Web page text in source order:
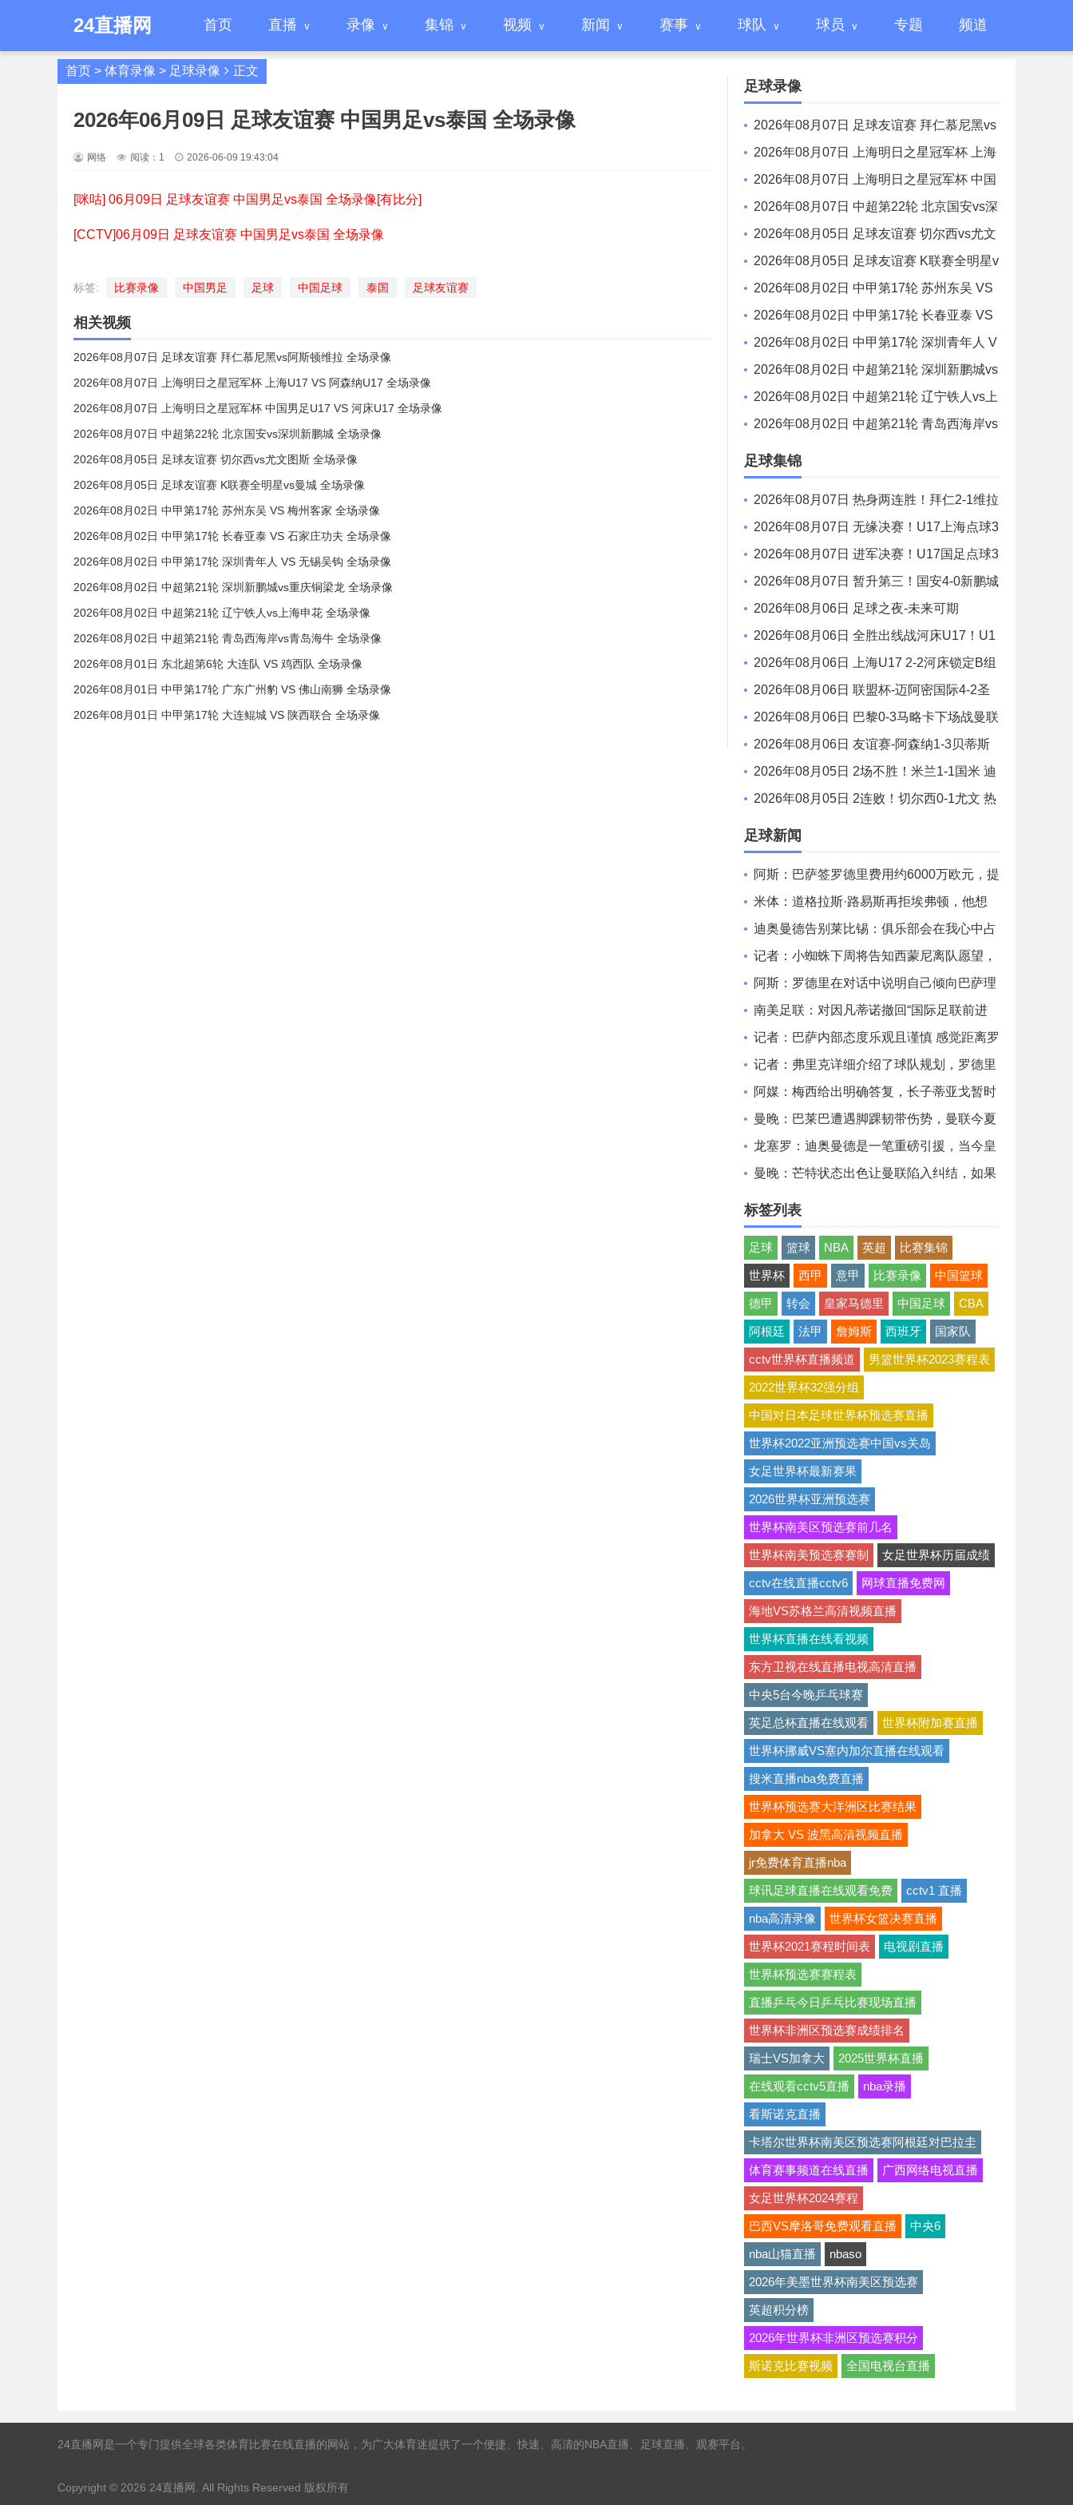
24直播网 首页 直播 录像 集锦 视频 新闻 赛事 球队 球员 专题 频道
首页 > 体育录像 > 足球录像 正文
2026年06月09日 足球友谊赛 中国男足vs泰国 全场录像
网络 阅读： 1 2026-06-09 19:43:04
[咪咕] 06月09日 足球友谊赛 中国男足vs泰国 全场录像[有比分]
[CCTV]06月09日 足球友谊赛 中国男足vs泰国 全场录像
标签: 比赛录像 中国男足 足球 中国足球 泰国 足球友谊赛
相关视频
2026年08月07日 足球友谊赛 拜仁慕尼黑vs阿斯顿维拉 全场录像
2026年08月07日 上海明日之星冠军杯 上海U17 VS 阿森纳U17 全场录像
2026年08月07日 上海明日之星冠军杯 中国男足U17 VS 河床U17 全场录像
2026年08月07日 中超第22轮 北京国安vs深圳新鹏城 全场录像
2026年08月05日 足球友谊赛 切尔西vs尤文图斯 全场录像
2026年08月05日 足球友谊赛 K联赛全明星vs曼城 全场录像
2026年08月02日 中甲第17轮 苏州东吴 VS 梅州客家 全场录像
2026年08月02日 中甲第17轮 长春亚泰 VS 石家庄功夫 全场录像
2026年08月02日 中甲第17轮 深圳青年人 VS 无锡吴钩 全场录像
2026年08月02日 中超第21轮 深圳新鹏城vs重庆铜梁龙 全场录像
2026年08月02日 中超第21轮 辽宁铁人vs上海申花 全场录像
2026年08月02日 中超第21轮 青岛西海岸vs青岛海牛 全场录像
2026年08月01日 东北超第6轮 大连队 VS 鸡西队 全场录像
2026年08月01日 中甲第17轮 广东广州豹 VS 佛山南狮 全场录像
2026年08月01日 中甲第17轮 大连鲲城 VS 陕西联合 全场录像
足球录像
2026年08月07日 足球友谊赛 拜仁慕尼黑vs
阿斯顿维拉 全场录像
2026年08月07日 上海明日之星冠军杯 上海
U17 VS 阿森纳U17 全场录像
2026年08月07日 上海明日之星冠军杯 中国
男足U17 VS 河床U17 全场录像
2026年08月07日 中超第22轮 北京国安vs深
圳新鹏城 全场录像
2026年08月05日 足球友谊赛 切尔西vs尤文
图斯 全场录像
2026年08月05日 足球友谊赛 K联赛全明星v
s曼城 全场录像
2026年08月02日 中甲第17轮 苏州东吴 VS
梅州客家 全场录像
2026年08月02日 中甲第17轮 长春亚泰 VS
石家庄功夫 全场录像
2026年08月02日 中甲第17轮 深圳青年人 V
S 无锡吴钩 全场录像
2026年08月02日 中超第21轮 深圳新鹏城vs
重庆铜梁龙 全场录像
2026年08月02日 中超第21轮 辽宁铁人vs上
海申花 全场录像
2026年08月02日 中超第21轮 青岛西海岸vs
青岛海牛 全场录像
足球集锦
2026年08月07日 热身两连胜！拜仁2-1维拉
金玟哉戈麦斯破门迪亚斯替补建功
2026年08月07日 无缘决赛！U17上海点球3
-4枪手U17 李秋甫、李文博失点王启戎扑点
2026年08月07日 进军决赛！U17国足点球3
-1河床U17将战阿森纳 江宇涵替补两扑点
2026年08月07日 暂升第三！国安4-0新鹏城
7轮不败 张玉宁传射达万双响法比奥破门
2026年08月06日 足球之夜-未来可期
2026年08月06日 全胜出线战河床U17！U1
7国足2-1十人药厂U17 赵松源登场1分钟传射
2026年08月06日 上海U17 2-2河床锁定B组
第1 吕孟洋点射阿布力米破门 将战A组第2
2026年08月06日 联盟杯-迈阿密国际4-2圣
路易斯 梅西2射1传 阿伦助攻戴帽
2026年08月06日 巴黎0-3马略卡下场战曼联
巴黎全场控球近6成+8射3正未果
2026年08月06日 友谊赛-阿森纳1-3贝蒂斯
因卡皮耶破门难救主 福纳尔斯1射2传
2026年08月05日 2场不胜！米兰1-1国米 迪
马尔科破门 恩昆库造点+点射拉莫斯登场
2026年08月05日 2连败！切尔西0-1尤文 热
格罗瓦世界波制胜穆德里克时隔614天复出
足球新闻
阿斯：巴萨签罗德里费用约6000万欧元，提
供4年税前3000万欧合同
米体：道格拉斯·路易斯再拒埃弗顿，他想
留队 但俱乐部尚未敲定
迪奥曼德告别莱比锡：俱乐部会在我心中占
据特殊位置，感谢所有
记者：小蜘蛛下周将告知西蒙尼离队愿望，
并希望得到理解和帮助
阿斯：罗德里在对话中说明自己倾向巴萨理
由，皇马对此理解＆祝好
南美足联：对因凡蒂诺撤回“国际足联前进
企业计划”提案表示欢迎
记者：巴萨内部态度乐观且谨慎 感觉距离罗
德里转会完成更近了
记者：弗里克详细介绍了球队规划，罗德里
非常认可并选择加盟巴萨
阿媒：梅西给出明确答复，长子蒂亚戈暂时
不会前往拉玛西亚青训
曼晚：巴莱巴遭遇脚踝韧带伤势，曼联今夏
大概率不会继续追求他
龙塞罗：迪奥曼德是一笔重磅引援，当今皇
马坐拥世界独一档攻击线
曼晚：芒特状态出色让曼联陷入纠结，如果
想四线争冠可能还得买人
标签列表
足球 篮球 NBA 英超 比赛集锦
世界杯 西甲 意甲 比赛录像 中国篮球
德甲 转会 皇家马德里 中国足球 CBA
阿根廷 法甲 詹姆斯 西班牙 国家队
cctv世界杯直播频道 男篮世界杯2023赛程表
2022世界杯32强分组
中国对日本足球世界杯预选赛直播
世界杯2022亚洲预选赛中国vs关岛
女足世界杯最新赛果
2026世界杯亚洲预选赛
世界杯南美区预选赛前几名
世界杯南美预选赛赛制 女足世界杯历届成绩
cctv在线直播cctv6 网球直播免费网
海地VS苏格兰高清视频直播
世界杯直播在线看视频
东方卫视在线直播电视高清直播
中央5台今晚乒乓球赛
英足总杯直播在线观看 世界杯附加赛直播
世界杯挪威VS塞内加尔直播在线观看
搜米直播nba免费直播
世界杯预选赛大洋洲区比赛结果
加拿大 VS 波黑高清视频直播
jr免费体育直播nba
球讯足球直播在线观看免费 cctv1 直播
nba高清录像 世界杯女篮决赛直播
世界杯2021赛程时间表 电视剧直播
世界杯预选赛赛程表
直播乒乓今日乒乓比赛现场直播
世界杯非洲区预选赛成绩排名
瑞士VS加拿大 2025世界杯直播
在线观看cctv5直播 nba录播
看斯诺克直播
卡塔尔世界杯南美区预选赛阿根廷对巴拉圭
体育赛事频道在线直播 广西网络电视直播
女足世界杯2024赛程
巴西VS摩洛哥免费观看直播 中央6
nba山猫直播 nbaso
2026年美墨世界杯南美区预选赛
英超积分榜
2026年世界杯非洲区预选赛积分
斯诺克比赛视频 全国电视台直播
24直播网是一个专门提供全球各类体育比赛在线直播的网站，为广大体育迷提供了一个便捷、快速、高清的NBA直播、足球直播、观赛平台。
Copyright © 2026 24直播网 . All Rights Reserved 版权所有